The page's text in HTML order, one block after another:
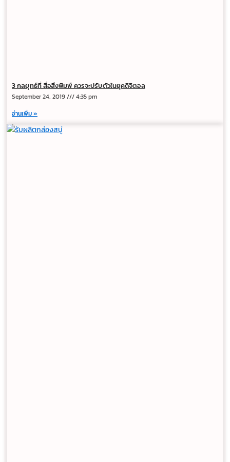
3 กลยุทธ์ที่ สื่อสิ่งพิมพ์ ควรจะปรับตัวในยุคดิจิตอล
September 24, 2019
4:35 pm
อ่านเพิ่ม »